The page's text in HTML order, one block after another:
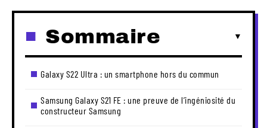
Sommaire
Galaxy S22 Ultra : un smartphone hors du commun
Samsung Galaxy S21 FE : une preuve de l’ingéniosité du
constructeur Samsung